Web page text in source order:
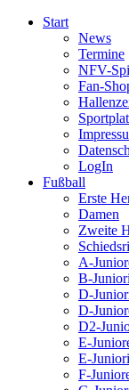
Start
News
Termine
NFV-
Fan-
LogIn
Fußball
Erste
Damen
Zweite
A-
B-
D-
D-
D2-
E-
E-
F-